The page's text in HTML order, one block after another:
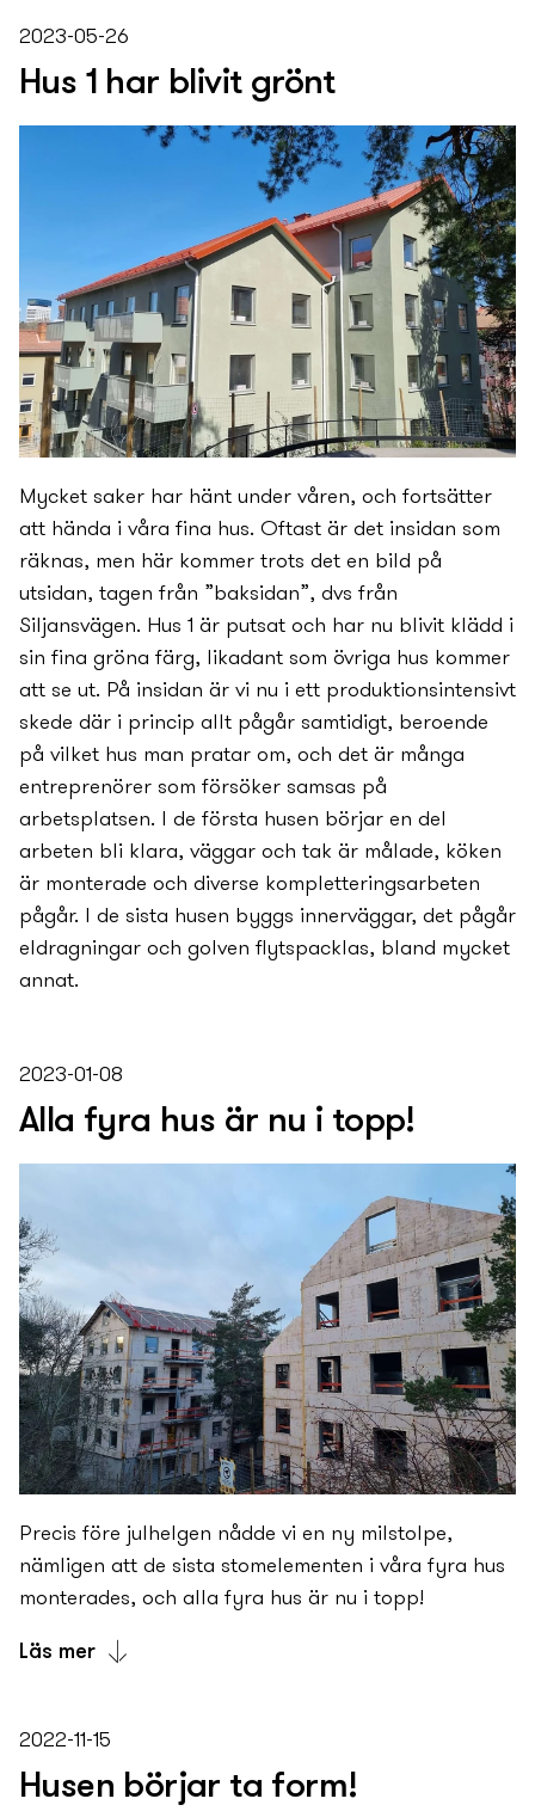
2023-05-26
Hus 1 har blivit grönt
Mycket saker har hänt under våren, och fortsätter
att hända i våra fina hus. Oftast är det insidan som
räknas, men här kommer trots det en bild på
utsidan, tagen från ”baksidan”, dvs från
Siljansvägen. Hus 1 är putsat och har nu blivit klädd i
sin fina gröna färg, likadant som övriga hus kommer
att se ut. På insidan är vi nu i ett produktionsintensivt
skede där i princip allt pågår samtidigt, beroende
på vilket hus man pratar om, och det är många
entreprenörer som försöker samsas på
arbetsplatsen. I de första husen börjar en del
arbeten bli klara, väggar och tak är målade, köken
är monterade och diverse kompletteringsarbeten
pågår. I de sista husen byggs innerväggar, det pågår
eldragningar och golven flytspacklas, bland mycket
annat.
2023-01-08
Alla fyra hus är nu i topp!
Precis före julhelgen nådde vi en ny­ milstolpe,
nämligen att de sista stomelementen i våra fyra hus
monterades, och alla fyra hus är nu i topp!
Läs mer
nämligen att de sista stomelementen i våra fyra hus
monterades, och alla fyra hus är nu i topp!
2022-11-15
Husen börjar ta form!